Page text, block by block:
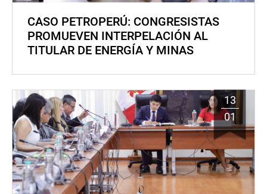
CASO PETROPERÚ: CONGRESISTAS
PROMUEVEN INTERPELACIÓN AL
TITULAR DE ENERGÍA Y MINAS
13
01